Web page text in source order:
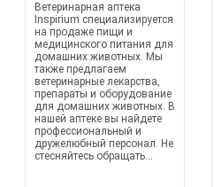
Ветеринарная аптека
Inspirium специализируется
на продаже пищи и
медицинского питания для
домашних животных. Мы
также предлагаем
ветеринарные лекарства,
препараты и оборудование
для домашних животных. В
нашей аптеке вы найдете
профессиональный и
дружелюбный персонал. Не
стесняйтесь обращать...